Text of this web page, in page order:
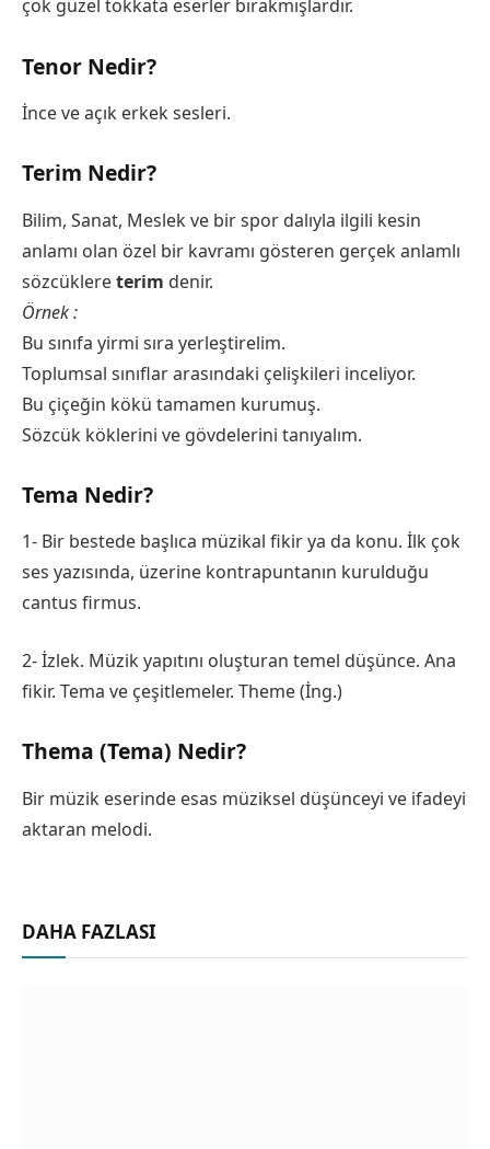
çok güzel tokkata eserler bırakmışlardır.
Tenor Nedir?
İnce ve açık erkek sesleri.
Terim Nedir?
Bilim, Sanat, Meslek ve bir spor dalıyla ilgili kesin
anlamı olan özel bir kavramı gösteren gerçek anlamlı
sözcüklereterim denir.
Örnek :
Bu sınıfa yirmi sıra yerleştirelim.
Toplumsal sınıflar arasındaki çelişkileri inceliyor.
Bu çiçeğin kökü tamamen kurumuş.
Sözcük köklerini ve gövdelerini tanıyalım.
Tema Nedir?
1- Bir bestede başlıca müzikal fikir ya da konu. İlk çok
ses yazısında, üzerine kontrapuntanın kurulduğu
cantus firmus.
2- İzlek. Müzik yapıtını oluşturan temel düşünce. Ana
fikir. Tema ve çeşitlemeler. Theme (İng.)
Thema (Tema) Nedir?
Bir müzik eserinde esas müziksel düşünceyi ve ifadeyi
aktaran melodi.
DAHA FAZLASI